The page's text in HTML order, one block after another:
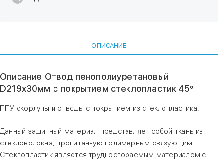
ОПИСАНИЕ
Описание Отвод пенополиуретановый
D219х30мм с покрытием стеклопластик 45°
ППУ скорлупы и отводы с покрытием из стеклопластика.
Данный защитный материал представляет собой ткань из
стекловолокна, пропитанную полимерным связующим.
Стеклопластик является трудносгораемым материалом с